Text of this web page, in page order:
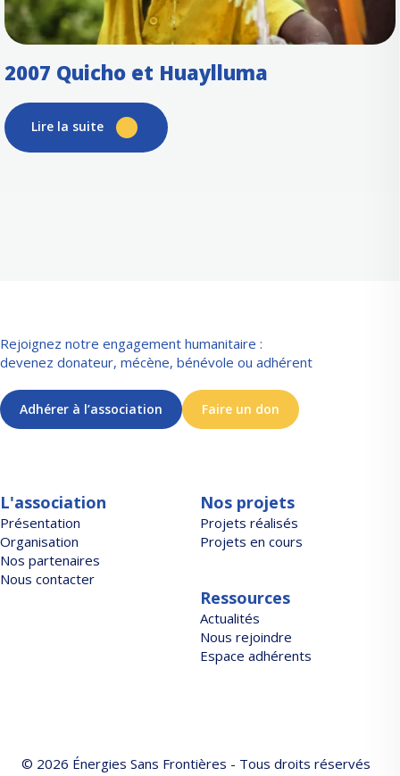
2007 Quicho et Huaylluma
Lire la suite
Rejoignez notre engagement humanitaire :
devenez donateur, mécène, bénévole ou adhérent
Adhérer à l’association Faire un don
L'association
Présentation
Organisation
Nos partenaires
Nous contacter
Nos projets
Projets réalisés
Projets en cours
Ressources
Actualités
Nous rejoindre
Espace adhérents
© 2026 Énergies Sans Frontières - Tous droits réservés